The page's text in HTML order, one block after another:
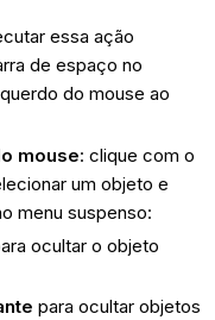
essa ação
de espaço no
do mouse ao
mouse: clique com o
um objeto e
menu suspenso:
ocultar o objeto
para ocultar objetos